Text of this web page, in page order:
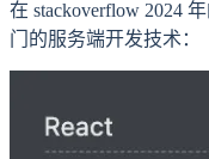
在 stackoverflow 2024
门的服务端开发技术：